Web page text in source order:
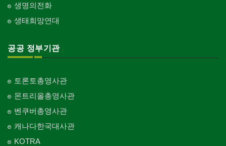
생명의전화
생태희망연대
공공 정부기관
토론토총영사관
몬트리올총영사관
벤쿠버총영사관
캐나다한국대사관
KOTRA